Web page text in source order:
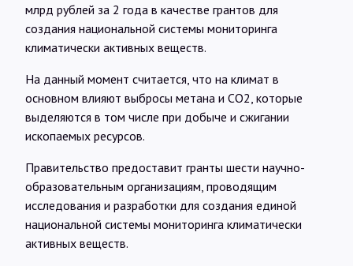
@Infotek_Russia
млрд рублей за 2 года в качестве грантов для
создания национальной системы мониторинга
климатически активных веществ.
На данный момент считается, что на климат в
основном влияют выбросы метана и CO2, которые
выделяются в том числе при добыче и сжигании
ископаемых ресурсов.
Правительство предоставит гранты шести научно-
образовательным организациям, проводящим
исследования и разработки для создания единой
национальной системы мониторинга климатически
активных веществ.